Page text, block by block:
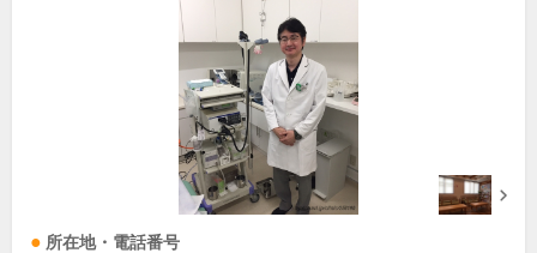
所在地・電話番号